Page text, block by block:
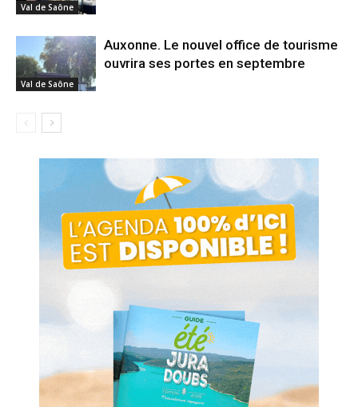
Val de Saône
Val de Saône
Auxonne. Le nouvel office de tourisme
ouvrira ses portes en septembre